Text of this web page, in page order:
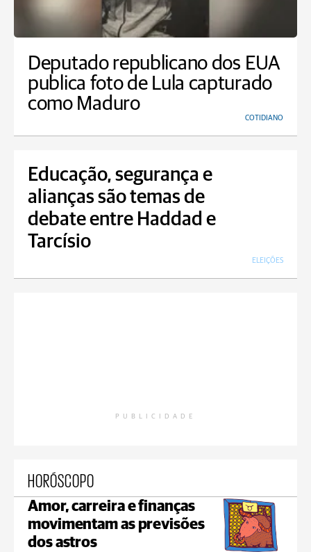
Deputado republicano dos EUA
publica foto de Lula capturado
como Maduro
COTIDIANO
Educação, segurança e
alianças são temas de
debate entre Haddad e
Tarcísio
ELEIÇÕES
PUBLICIDADE
HORÓSCOPO
Amor, carreira e finanças
movimentam as previsões
dos astros